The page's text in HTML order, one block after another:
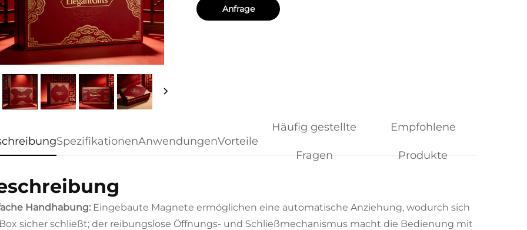
Anfrage
SpezifikationenAnwendungenVorteile
Häufig gestellte
Fragen
Empfohlene
Produkte
Handhabung: Eingebaute Magnete ermöglichen eine automatische Anziehung, wodurch sich
sicher schließt; der reibungslose Öffnungs- und Schließmechanismus macht die Bedienung mit